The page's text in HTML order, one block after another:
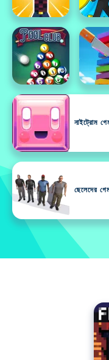
নাইট্রোম
ছেলেদের